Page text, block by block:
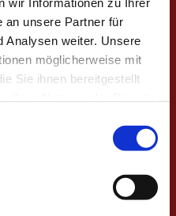
an unsere Partner für
Analysen weiter. Unsere
möglicherweise mit
Sie ihnen bereitgestellt
Queere Filmabende
Fashion Revolution
Week
Flohmärkte
Unterstützer:innen